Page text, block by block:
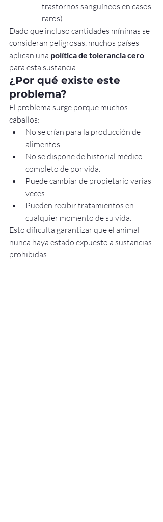
trastornos sanguíneos en casos
raros).
Dado que incluso cantidades mínimas se
consideran peligrosas, muchos países
aplican una política de tolerancia cero
para esta sustancia.
¿Por qué existe este
problema?
El problema surge porque muchos
caballos:
No se crían para la producción de
alimentos.
No se dispone de historial médico
completo de por vida.
Puede cambiar de propietario varias
veces
Pueden recibir tratamientos en
cualquier momento de su vida.
Esto dificulta garantizar que el animal
nunca haya estado expuesto a sustancias
prohibidas.